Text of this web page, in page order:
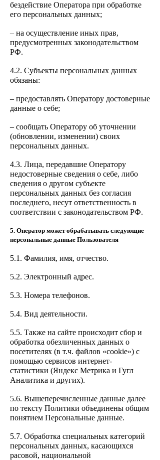
бездействие Оператора при обработке
его персональных данных;
– на осуществление иных прав,
предусмотренных законодательством
РФ.
4.2. Субъекты персональных данных
обязаны:
– предоставлять Оператору достоверные
данные о себе;
– сообщать Оператору об уточнении
(обновлении, изменении) своих
персональных данных.
4.3. Лица, передавшие Оператору
недостоверные сведения о себе, либо
сведения о другом субъекте
персональных данных без согласия
последнего, несут ответственность в
соответствии с законодательством РФ.
5. Оператор может обрабатывать следующие
персональные данные Пользователя
5.1. Фамилия, имя, отчество.
5.2. Электронный адрес.
5.3. Номера телефонов.
5.4. Вид деятельности.
5.5. Также на сайте происходит сбор и
обработка обезличенных данных о
посетителях (в т.ч. файлов «cookie») с
помощью сервисов интернет-
статистики (Яндекс Метрика и Гугл
Аналитика и других).
5.6. Вышеперечисленные данные далее
по тексту Политики объединены общим
понятием Персональные данные.
5.7. Обработка специальных категорий
персональных данных, касающихся
расовой, национальной